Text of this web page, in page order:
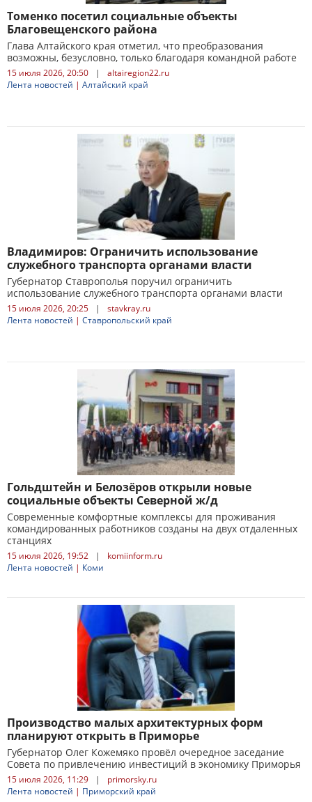
Томенко посетил социальные объекты
Благовещенского района
Глава Алтайского края отметил, что преобразования
возможны, безусловно, только благодаря командной работе
15 июля 2026, 20:50 |
altairegion22.ru
Лента новостей | Алтайский край
Владимиров: Ограничить использование
служебного транспорта органами власти
Губернатор Ставрополья поручил ограничить
использование служебного транспорта органами власти
15 июля 2026, 20:25 |
stavkray.ru
Лента новостей | Ставропольский край
Гольдштейн и Белозёров открыли новые
социальные объекты Северной ж/д
Современные комфортные комплексы для проживания
командированных работников созданы на двух отдаленных
станциях
15 июля 2026, 19:52 |
komiinform.ru
Лента новостей | Коми
Производство малых архитектурных форм
планируют открыть в Приморье
Губернатор Олег Кожемяко провёл очередное заседание
Совета по привлечению инвестиций в экономику Приморья
15 июля 2026, 11:29 |
primorsky.ru
Лента новостей | Приморский край